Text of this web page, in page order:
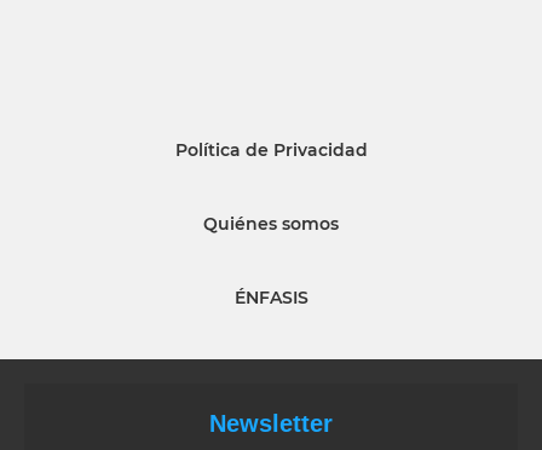
Política de Privacidad
Quiénes somos
ÉNFASIS
Newsletter